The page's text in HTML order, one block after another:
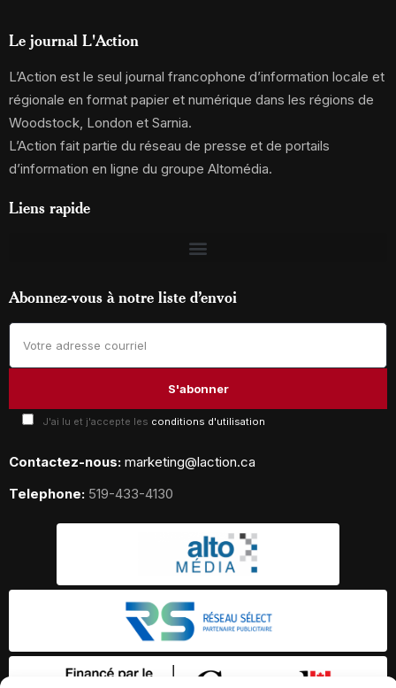
Le journal L'Action
L’Action est le seul journal francophone d’information locale et
régionale en format papier et numérique dans les régions de
Woodstock, London et Sarnia.
L’Action fait partie du réseau de presse et de portails
d’information en ligne du groupe Altomédia.
Liens rapide
Abonnez-vous à notre liste d’envoi
J'ai lu et j'accepte les conditions d'utilisation
Contactez-nous: marketing@laction.ca
Telephone: 519-433-4130